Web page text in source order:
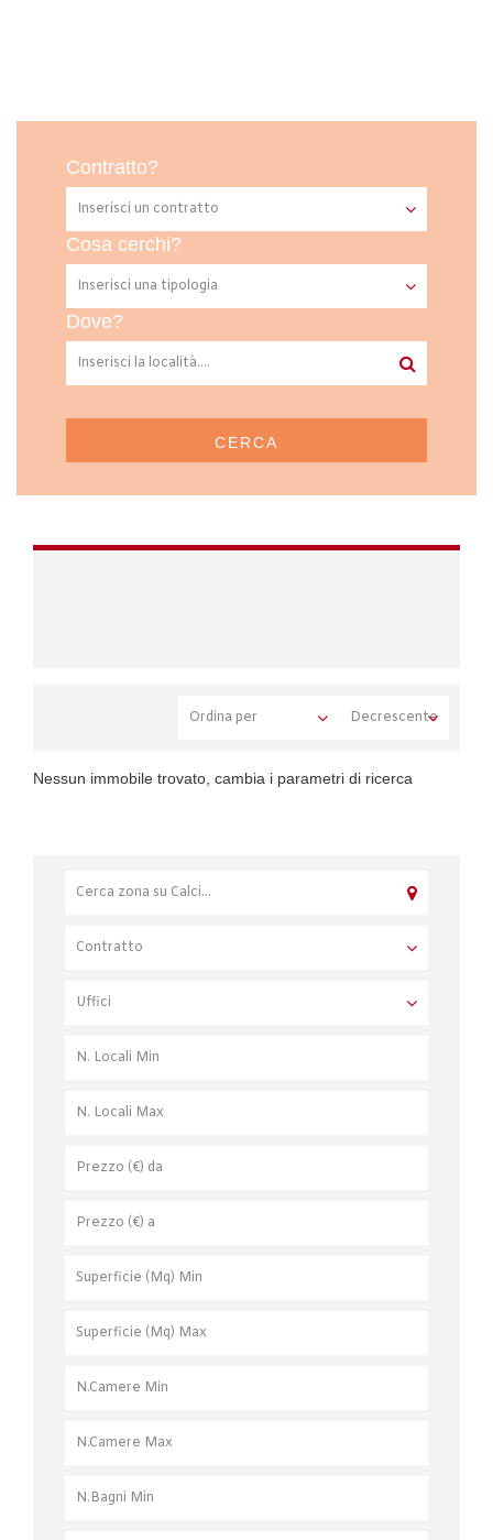
Contratto?
Cosa cerchi?
Dove?
CERCA
Nessun immobile trovato, cambia i parametri di ricerca